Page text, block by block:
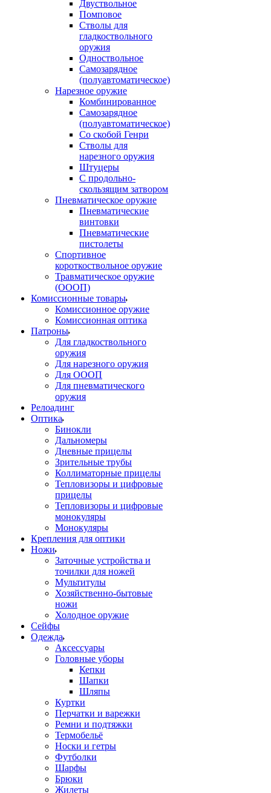
Двуствольное
Помповое
Стволы для
гладкоствольного
оружия
Одноствольное
Самозарядное
(полуавтоматическое)
Нарезное оружие
Комбинированное
Самозарядное
(полуавтоматическое)
Со скобой Генри
Стволы для
нарезного оружия
Штуцеры
С продольно-
скользящим затвором
Пневматическое оружие
Пневматические
винтовки
Пневматические
пистолеты
Спортивное
короткоствольное оружие
Травматическое оружие
(ОООП)
Комиссионные товары
Комиссионное оружие
Комиссионная оптика
Патроны
Для гладкоствольного
оружия
Для нарезного оружия
Для ОООП
Для пневматического
оружия
Релоадинг
Оптика
Бинокли
Дальномеры
Дневные прицелы
Зрительные трубы
Коллиматорные прицелы
Тепловизоры и цифровые
прицелы
Тепловизоры и цифровые
монокуляры
Монокуляры
Крепления для оптики
Ножи
Заточные устройства и
точилки для ножей
Мультитулы
Хозяйственно-бытовые
ножи
Холодное оружие
Сейфы
Одежда
Аксессуары
Головные уборы
Кепки
Шапки
Шляпы
Куртки
Перчатки и варежки
Ремни и подтяжки
Термобельё
Носки и гетры
Футболки
Шарфы
Брюки
Жилеты